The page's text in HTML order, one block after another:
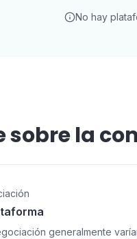
No hay
sobre la
generalmente